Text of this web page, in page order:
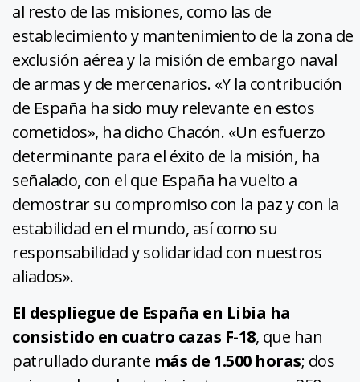
al resto de las misiones, como las de
establecimiento y mantenimiento de la zona de
exclusión aérea y la misión de embargo naval
de armas y de mercenarios. «Y la contribución
de España ha sido muy relevante en estos
cometidos», ha dicho Chacón. «Un esfuerzo
determinante para el éxito de la misión, ha
señalado, con el que España ha vuelto a
demostrar su compromiso con la paz y con la
estabilidad en el mundo, así como su
responsabilidad y solidaridad con nuestros
aliados».
El despliegue de España en Libia ha
consistido en cuatro cazas F-18, que han
patrullado durante más de 1.500 horas; dos